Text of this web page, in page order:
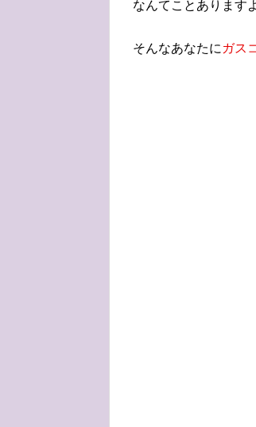
なんてことあります
そんなあなたに ガス